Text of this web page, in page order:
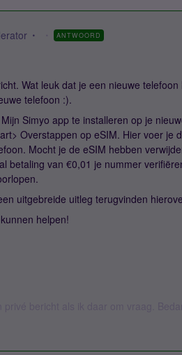
ANTWOORD
Wat leuk dat je een nieuwe
telefoon :).
Simyo app te installeren op je
Overstappen op eSIM. Hier voer je
Mocht je de eSIM hebben
betaling van €0,01 je nummer
uitgebreide uitleg terugvinden
helpen!